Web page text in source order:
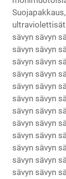
sävyn sävyn
sävyn sävyn
sävyn sävyn
sävyn sävyn
sävyn sävyn
sävyn sävyn
sävyn sävyn
sävyn sävyn
sävyn sävyn
sävyn sävyn
sävyn sävyn
sävyn sävyn